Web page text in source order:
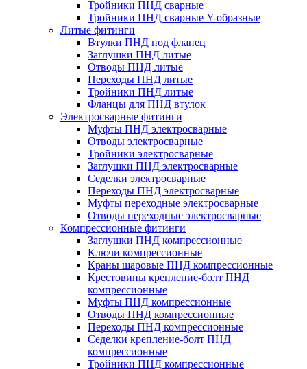
Тройники ПНД сварные
Тройники ПНД сварные Y-образные
Литые фитинги
Втулки ПНД под фланец
Заглушки ПНД литые
Отводы ПНД литые
Переходы ПНД литые
Тройники ПНД литые
Фланцы для ПНД втулок
Электросварные фитинги
Муфты ПНД электросварные
Отводы электросварные
Тройники электросварные
Заглушки ПНД электросварные
Седелки электросварные
Переходы ПНД электросварные
Муфты переходные электросварные
Отводы переходные электросварные
Компрессионные фитинги
Заглушки ПНД компрессионные
Ключи компрессионные
Краны шаровые ПНД компрессионные
Крестовины крепление-болт ПНД
компрессионные
Муфты ПНД компрессионные
Отводы ПНД компрессионные
Переходы ПНД компрессионные
Седелки крепление-болт ПНД
компрессионные
Тройники ПНД компрессионные